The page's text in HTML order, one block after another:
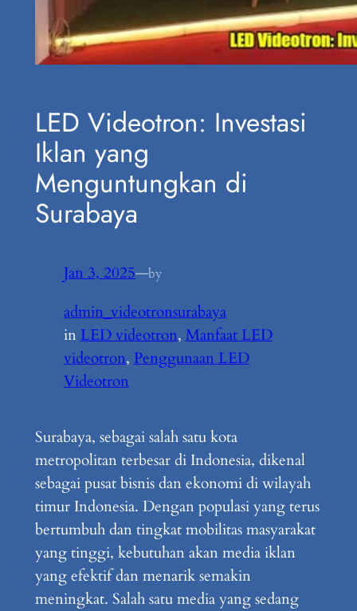
LED Videotron: Investasi
Iklan yang
Menguntungkan di
Surabaya
Jan 3, 2025—by
admin_videotronsurabaya
in LED videotron, Manfaat LED
videotron, Penggunaan LED
Videotron
Surabaya, sebagai salah satu kota
metropolitan terbesar di Indonesia, dikenal
sebagai pusat bisnis dan ekonomi di wilayah
timur Indonesia. Dengan populasi yang terus
bertumbuh dan tingkat mobilitas masyarakat
yang tinggi, kebutuhan akan media iklan
yang efektif dan menarik semakin
meningkat. Salah satu media yang sedang